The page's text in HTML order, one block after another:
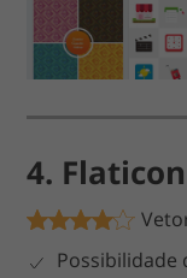
4. Flaticon
Possibilidade